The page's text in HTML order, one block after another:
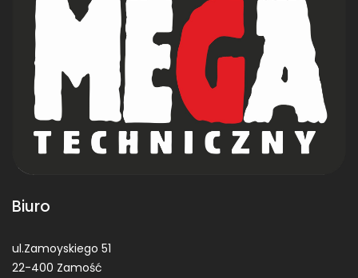
Biuro
ul.Zamoyskiego 51
22-400 Zamość